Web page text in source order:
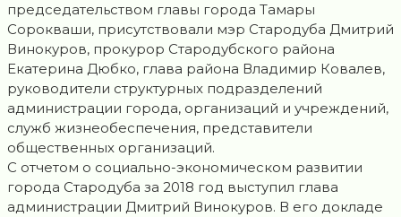
председательством главы города Тамары
Сорокваши, присутствовали мэр Стародуба Дмитрий
Винокуров, прокурор Стародубского района
Екатерина Дюбко, глава района Владимир Ковалев,
руководители структурных подразделений
администрации города, организаций и учреждений,
служб жизнеобеспечения, представители
общественных организаций.
С отчетом о социально-экономическом развитии
города Стародуба за 2018 год выступил глава
администрации Дмитрий Винокуров. В его докладе